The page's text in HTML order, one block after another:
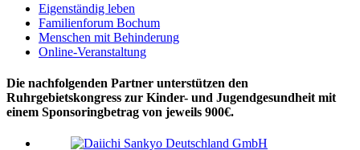
Eigenständig leben
Familienforum Bochum
Menschen mit Behinderung
Online-Veranstaltung
Die nachfolgenden Partner unterstützen den
Ruhrgebietskongress zur Kinder- und Jugendgesundheit mit
einem Sponsoringbetrag von jeweils 900€.